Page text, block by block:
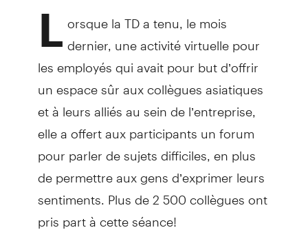
Lorsque la TD a tenu, le mois
dernier, une activité virtuelle pour
les employés qui avait pour but d’offrir
un espace sûr aux collègues asiatiques
et à leurs alliés au sein de l’entreprise,
elle a offert aux participants un forum
pour parler de sujets difficiles, en plus
de permettre aux gens d’exprimer leurs
sentiments. Plus de 2 500 collègues ont
pris part à cette séance!